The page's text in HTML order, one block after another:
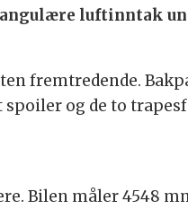
luftinntak
fremtredende.
og de to
Bilen måler 4548